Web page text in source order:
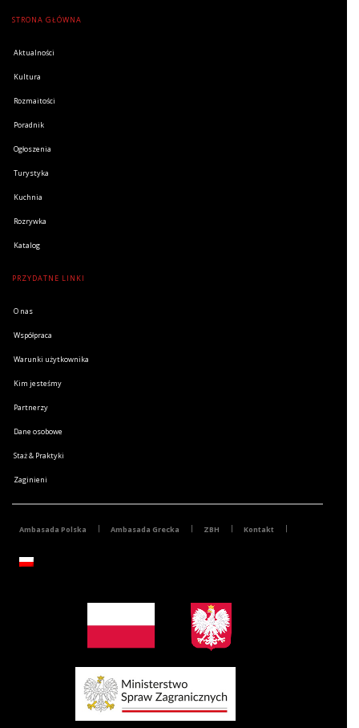
STRONA GŁÓWNA
Aktualności
Kultura
Rozmaitości
Poradnik
Ogłoszenia
Turystyka
Kuchnia
Rozrywka
Katalog
PRZYDATNE LINKI
O nas
Współpraca
Warunki użytkownika
Kim jesteśmy
Partnerzy
Dane osobowe
Staż & Praktyki
Zaginieni
Ambasada Polska Ambasada Grecka ZBH Kontakt